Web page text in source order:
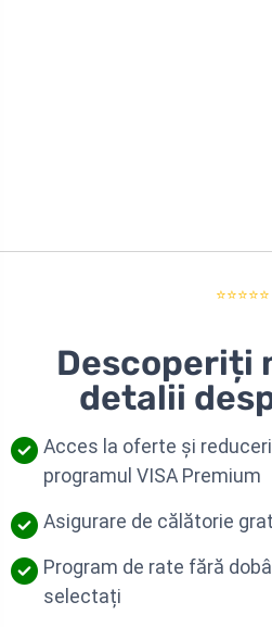
⭐⭐⭐⭐⭐
Descoperiți
detalii
Acces la oferte și
programul VISA Premium
Asigurare de călătorie
Program de rate fără
selectați